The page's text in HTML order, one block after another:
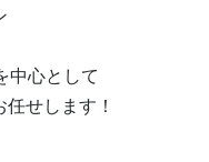
中心として
せします！